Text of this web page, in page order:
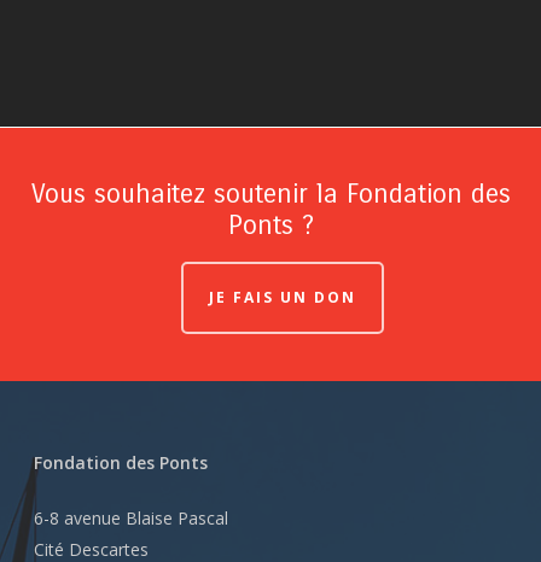
Vous souhaitez soutenir la Fondation des
Ponts ?
JE FAIS UN DON
Fondation des Ponts
6-8 avenue Blaise Pascal
Cité Descartes